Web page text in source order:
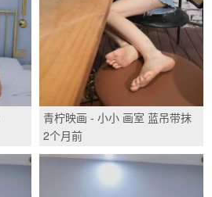
青柠映画 - 小小 画室 蓝吊带抹
胸/(145P)
2个月前